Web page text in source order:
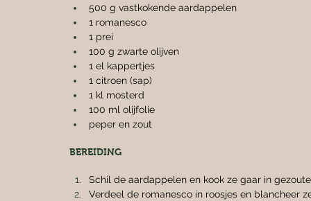
500 g vastkokende aardappelen
1 romanesco
1 prei
100 g zwarte olijven
1 el kappertjes
1 citroen (sap)
1 kl mosterd
100 ml olijfolie
peper en zout
BEREIDING
Schil de aardappelen en kook ze gaar in
Verdeel de romanesco in roosjes en blancheer